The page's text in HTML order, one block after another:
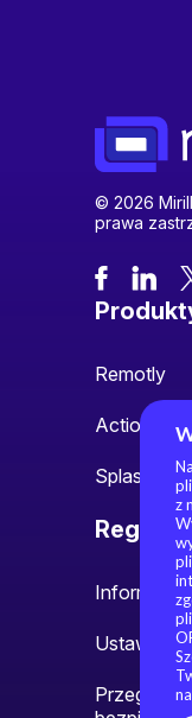
z
© 2026
prawa
Remotly
Action!
Splash
Przegląd